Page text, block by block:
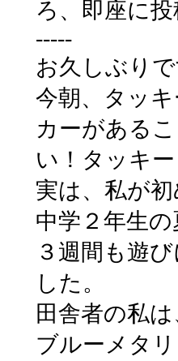
ろ、即座に
-----
お久しぶり
今朝、タッ
カーがある
い！タッキ
実は、私が
中学２年生
３週間も遊
した。
田舎者の私
ブルーメタ